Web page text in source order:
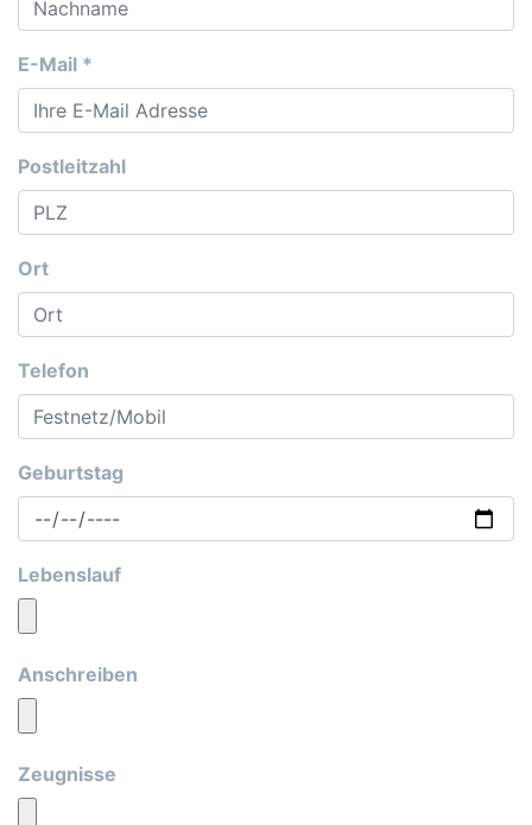
E-Mail *
Postleitzahl
Ort
Telefon
Geburtstag
Lebenslauf
Anschreiben
Zeugnisse